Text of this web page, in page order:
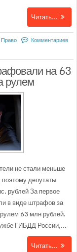
Читать...
Право
Комментариев
на 63
рулем
не стали меньше
депутаты
рублей За первое
в виде штрафов за
63 млн рублей.
ГИБДД России,...
Читать...